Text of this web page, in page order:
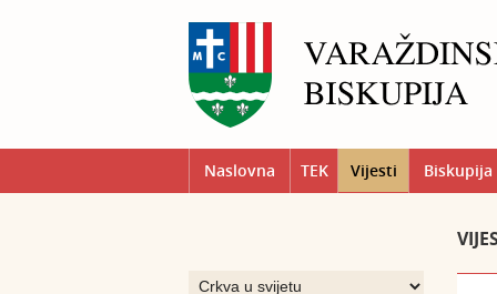
Naslovna TEK Vijesti Biskupija